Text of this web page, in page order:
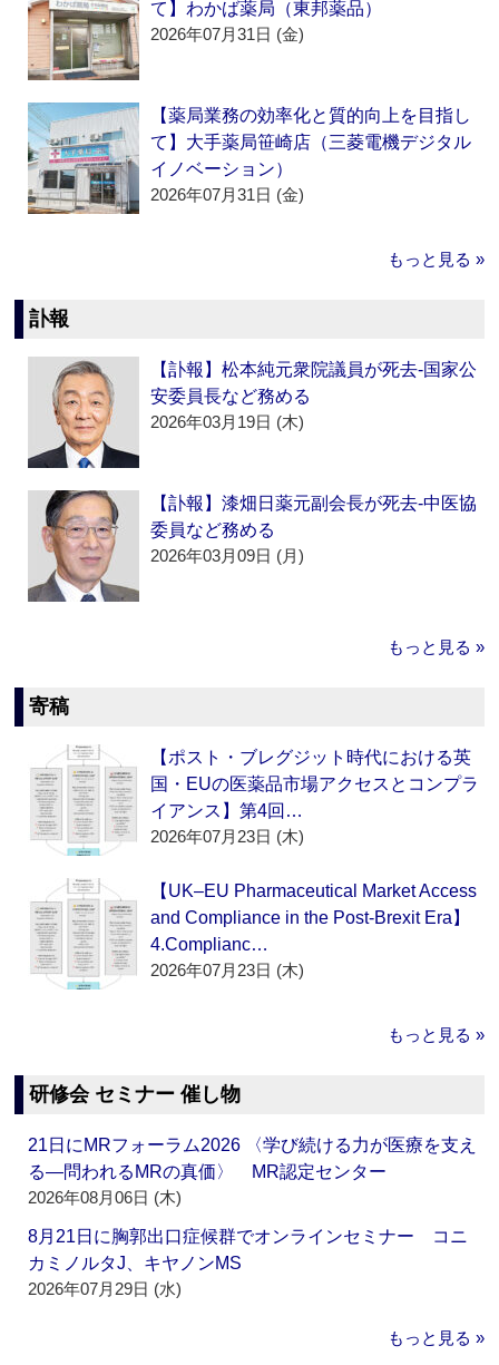
て】わかば薬局（東邦薬品）
2026年07月31日 (金)
【薬局業務の効率化と質的向上を目指し
て】大手薬局笹崎店（三菱電機デジタル
イノベーション）
2026年07月31日 (金)
もっと見る »
訃報
【訃報】松本純元衆院議員が死去‐国家公
安委員長など務める
2026年03月19日 (木)
【訃報】漆畑日薬元副会長が死去‐中医協
委員など務める
2026年03月09日 (月)
もっと見る »
寄稿
【ポスト・ブレグジット時代における英
国・EUの医薬品市場アクセスとコンプラ
イアンス】第4回…
2026年07月23日 (木)
【UK–EU Pharmaceutical Market Access
and Compliance in the Post-Brexit Era】
4.Complianc…
2026年07月23日 (木)
もっと見る »
研修会 セミナー 催し物
21日にMRフォーラム2026 〈学び続ける力が医療を支え
る―問われるMRの真価〉 MR認定センター
2026年08月06日 (木)
8月21日に胸郭出口症候群でオンラインセミナー コニ
カミノルタJ、キヤノンMS
2026年07月29日 (水)
もっと見る »